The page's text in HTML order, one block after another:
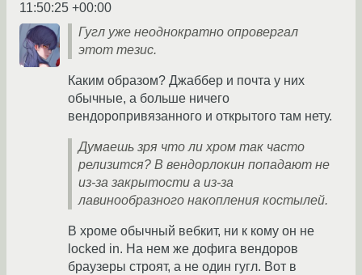
11:50:25 +00:00
Гугл уже неоднократно опровергал
этот тезис.
Каким образом? Джаббер и почта у них
обычные, а больше ничего
вендоропривязанного и открытого там нету.
Думаешь зря что ли хром так часто
релизится? В вендорлокин попадают не
из-за закрытости а из-за
лавинообразного накопления костылей.
В хроме обычный вебкит, ни к кому он не
locked in. На нем же дофига вендоров
браузеры строят, а не один гугл. Вот в